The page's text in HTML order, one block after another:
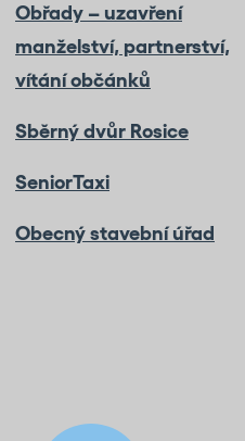
Obřady – uzavření
manželství, partnerství,
vítání občánků
Sběrný dvůr Rosice
SeniorTaxi
Obecný stavební úřad